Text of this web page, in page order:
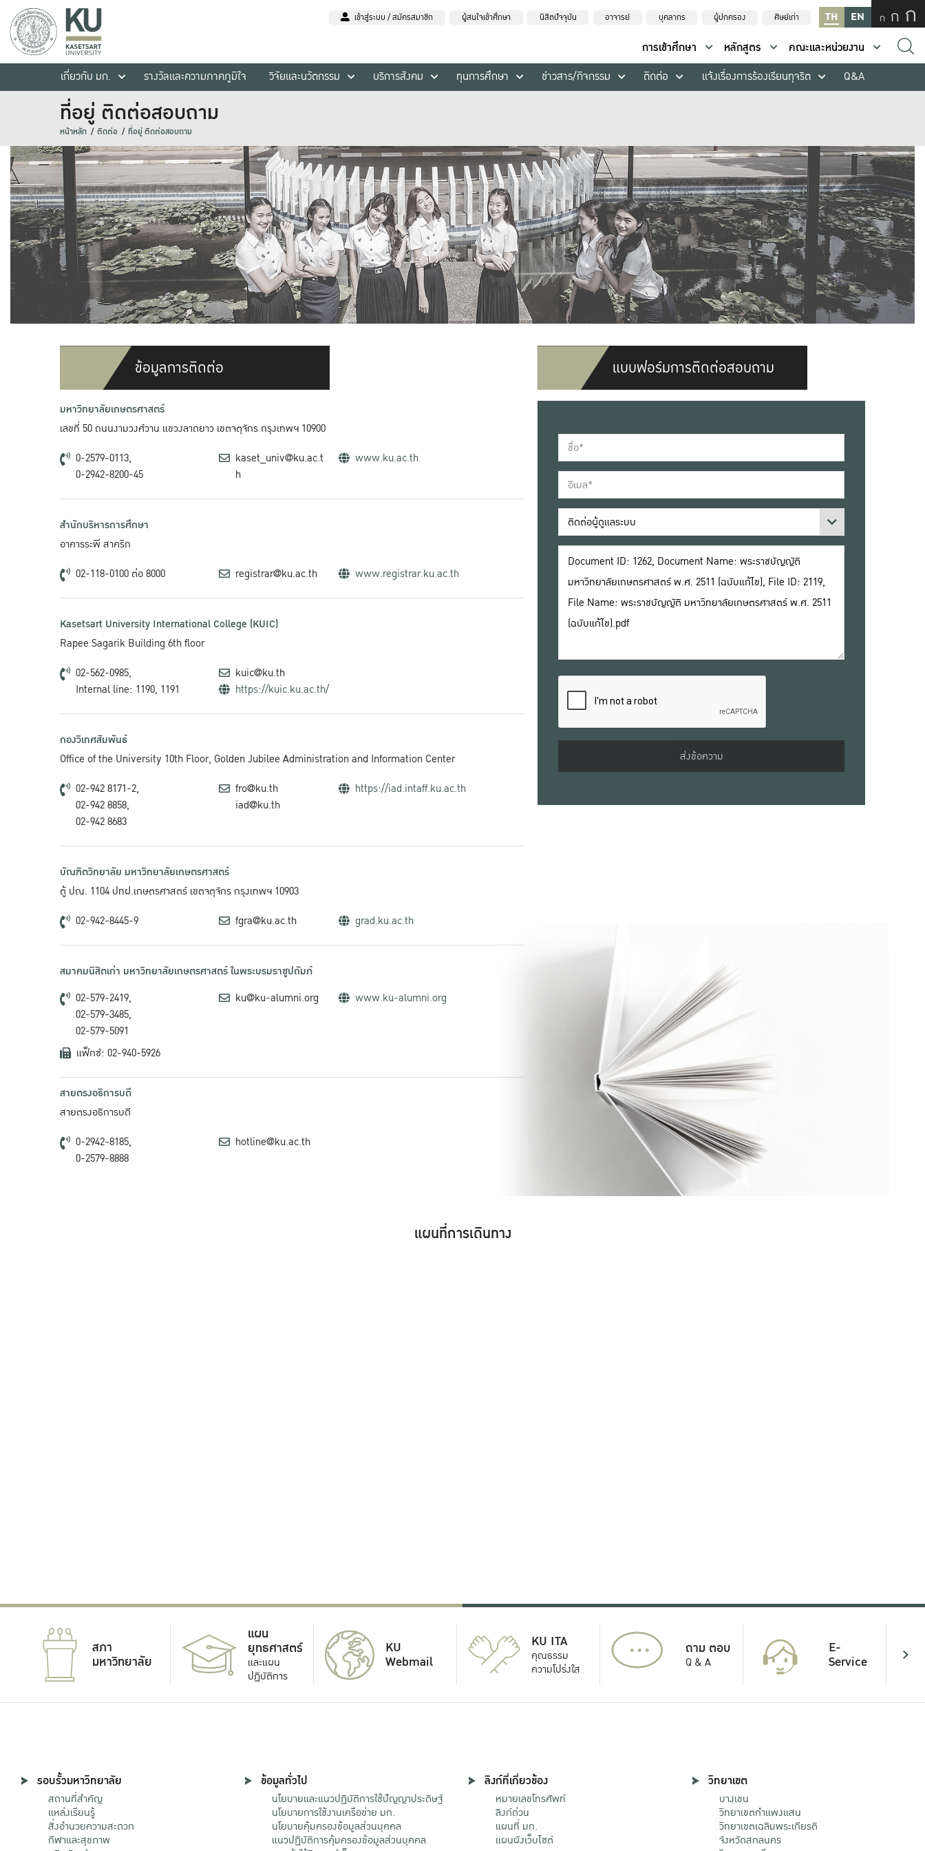
เข้าสู่ระบบ / สมัครสมาชิก ผู้สนใจเข้าศึกษา นิสิตปัจจุบัน อาจารย์ บุคลากร ผู้ปกครอง ศิษย์เก่า TH EN ก ก ก
การเข้าศึกษา หลักสูตร
คณะและหน่วยงาน
เกี่ยวกับ มก.
รางวัลและความภาคภูมิใจ วิจัยและนวัตกรรม บริการสังคม ทุนการศึกษา ข่าวสาร/กิจกรรม ติดต่อ แจ้งเรื่องการร้องเรียนทุจริต Q&A
ที่อยู่ ติดต่อสอบถาม
หน้าหลัก ติดต่อ ที่อยู่ ติดต่อสอบถาม
ข้อมูลการติดต่อ
มหาวิทยาลัยเกษตรศาสตร์
เลขที่ 50 ถนนงามวงศ์วาน แขวงลาดยาว เขตจตุจักร กรุงเทพฯ 10900
0-2579-0113,
0-2942-8200-45
kaset_univ@ku.ac.t
h
www.ku.ac.th
สำนักบริหารการศึกษา
อาคารระพี สาคริก
02-118-0100 ต่อ 8000
registrar@ku.ac.th www.registrar.ku.ac.th
Kasetsart University International College (KUIC)
Rapee Sagarik Building 6th floor
02-562-0985,
Internal line: 1190, 1191
kuic@ku.th
https://kuic.ku.ac.th/
กองวิเทศสัมพันธ์
Office of the University 10th Floor, Golden Jubilee Administration and Information Center
02-942 8171-2,
02-942 8858,
02-942 8683
fro@ku.th
iad@ku.th
https://iad.intaff.ku.ac.th
บัณฑิตวิทยาลัย มหาวิทยาลัยเกษตรศาสตร์
ตู้ ปณ. 1104 ปทฝ.เกษตรศาสตร์ เขตจตุจักร กรุงเทพฯ 10903
02-942-8445-9
fgra@ku.ac.th grad.ku.ac.th
สมาคมนิสิตเก่า มหาวิทยาลัยเกษตรศาสตร์ ในพระบรมราชูปถัมภ์
02-579-2419,
02-579-3485,
02-579-5091
แฟ็กซ์: 02-940-5926
ku@ku-alumni.org www.ku-alumni.org
สายตรงอธิการบดี
สายตรงอธิการบดี
0-2942-8185,
0-2579-8888
hotline@ku.ac.th
แบบฟอร์มการติดต่อสอบถาม
ส่งข้อความ
แผนที่การเดินทาง
สภา
มหาวิทยาลัย
แผน
ยุทธศาสตร์
และแผน
ปฏิบัติการ
KU
Webmail
KU ITA
คุณธรรม
ความโปร่งใส
... ถาม ตอบ
Q & A
E-
Service
รอบรั้วมหาวิทยาลัย
สถานที่สำคัญ
แหล่งเรียนรู้
สิ่งอำนวยความสะดวก
กีฬาและสุขภาพ
ข้อมูลทั่วไป
นโยบายและแนวปฏิบัติการใช้ปัญญาประดิษฐ์
นโยบายการใช้งานเครือข่าย มก.
นโยบายคุ้มครองข้อมูลส่วนบุคคล
แนวปฏิบัติการคุ้มครองข้อมูลส่วนบุคคล
ลิงก์ที่เกี่ยวข้อง
หมายเลขโทรศัพท์
ลิงก์ด่วน
แผนที่ มก.
แผนผังเว็บไซต์
วิทยาเขต
บางเขน
วิทยาเขตกําแพงแสน
วิทยาเขตเฉลิมพระเกียรติ
จังหวัดสกลนคร